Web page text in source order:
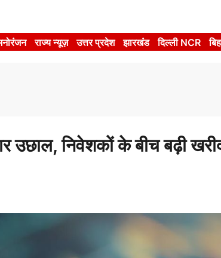
राज्य न्यूज़ उत्तर प्रदेश झारखंड दिल्ली NCR
निवेशकों के बीच बढ़ी